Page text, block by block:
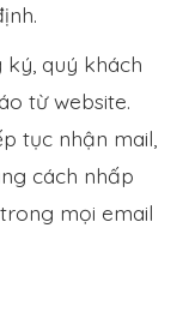
quý khách
từ website.
tục nhận mail,
cách nhấp
mọi email